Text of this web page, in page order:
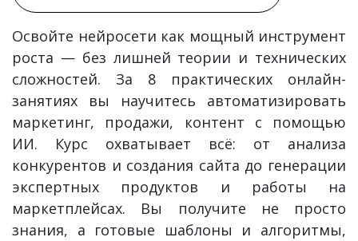
Освойте нейросети как мощный инструмент
роста — без лишней теории и технических
сложностей. За 8 практических онлайн-
занятиях вы научитесь автоматизировать
маркетинг, продажи, контент с помощью
ИИ. Курс охватывает всё: от анализа
конкурентов и создания сайта до генерации
экспертных продуктов и работы на
маркетплейсах. Вы получите не просто
знания, а готовые шаблоны и алгоритмы,